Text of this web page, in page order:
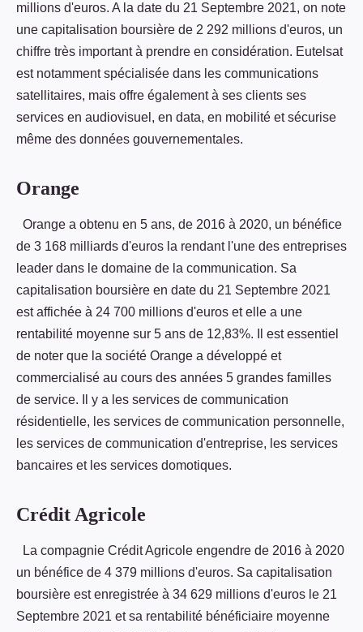
millions d'euros. A la date du 21 Septembre 2021, on note
une capitalisation boursière de 2 292 millions d'euros, un
chiffre très important à prendre en considération. Eutelsat
est notamment spécialisée dans les communications
satellitaires, mais offre également à ses clients ses
services en audiovisuel, en data, en mobilité et sécurise
même des données gouvernementales.
Orange
Orange a obtenu en 5 ans, de 2016 à 2020, un bénéfice
de 3 168 milliards d'euros la rendant l'une des entreprises
leader dans le domaine de la communication. Sa
capitalisation boursière en date du 21 Septembre 2021
est affichée à 24 700 millions d'euros et elle a une
rentabilité moyenne sur 5 ans de 12,83%. Il est essentiel
de noter que la société Orange a développé et
commercialisé au cours des années 5 grandes familles
de service. Il y a les services de communication
résidentielle, les services de communication personnelle,
les services de communication d'entreprise, les services
bancaires et les services domotiques.
Crédit Agricole
La compagnie Crédit Agricole engendre de 2016 à 2020
un bénéfice de 4 379 millions d'euros. Sa capitalisation
boursière est enregistrée à 34 629 millions d'euros le 21
Septembre 2021 et sa rentabilité bénéficiaire moyenne